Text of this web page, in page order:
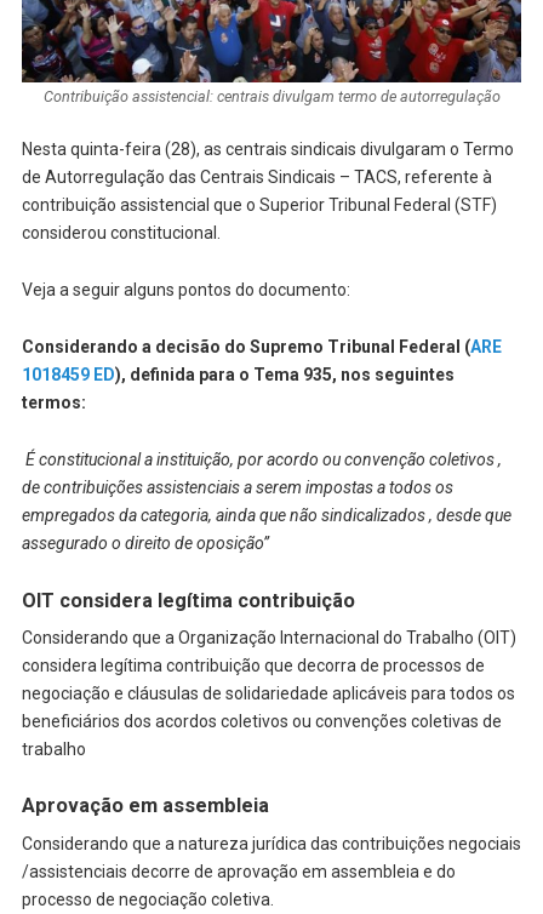
Contribuição assistencial: centrais divulgam termo de autorregulação
Nesta quinta-feira (28), as centrais sindicais divulgaram o Termo
de Autorregulação das Centrais Sindicais – TACS, referente à
contribuição assistencial que o Superior Tribunal Federal (STF)
considerou constitucional.
Veja a seguir alguns pontos do documento:
Considerando a decisão do Supremo Tribunal Federal (ARE
1018459 ED), definida para o Tema 935, nos seguintes
termos:
É constitucional a instituição, por acordo ou convenção coletivos ,
de contribuições assistenciais a serem impostas a todos os
empregados da categoria, ainda que não sindicalizados , desde que
assegurado o direito de oposição”
OIT considera legítima contribuição
Considerando que a Organização Internacional do Trabalho (OIT)
considera legítima contribuição que decorra de processos de
negociação e cláusulas de solidariedade aplicáveis para todos os
beneficiários dos acordos coletivos ou convenções coletivas de
trabalho
Aprovação em assembleia
Considerando que a natureza jurídica das contribuições negociais
/assistenciais decorre de aprovação em assembleia e do
processo de negociação coletiva.